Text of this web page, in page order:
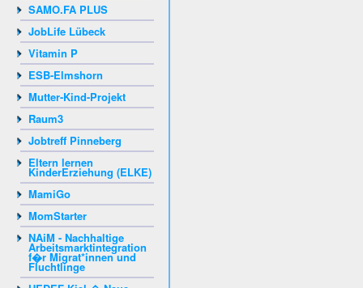
SAMO.FA PLUS
JobLife Lübeck
Vitamin P
ESB-Elmshorn
Mutter-Kind-Projekt
Raum3
Jobtreff Pinneberg
Eltern lernen
KinderErziehung (ELKE)
MamiGo
MomStarter
NAiM - Nachhaltige
Arbeitsmarktintegration
f�r Migrat*innen und
Fluchtlinge